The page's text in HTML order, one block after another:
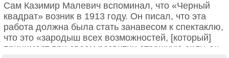
Сам Казимир Малевич вспоминал, что «Черный
квадрат» возник в 1913 году. Он писал, что эта
работа должна была стать занавесом к спектаклю,
что это «зародыш всех возможностей, [который]
принимает при своем развитии страшную силу, он